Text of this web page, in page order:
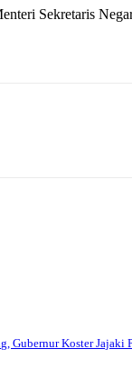
Sekretaris
Gubernur Koster Jajaki